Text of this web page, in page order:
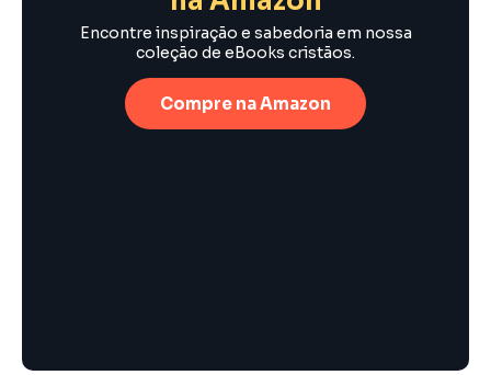
Encontre inspiração e sabedoria em nossa
coleção de eBooks cristãos.
Compre na Amazon